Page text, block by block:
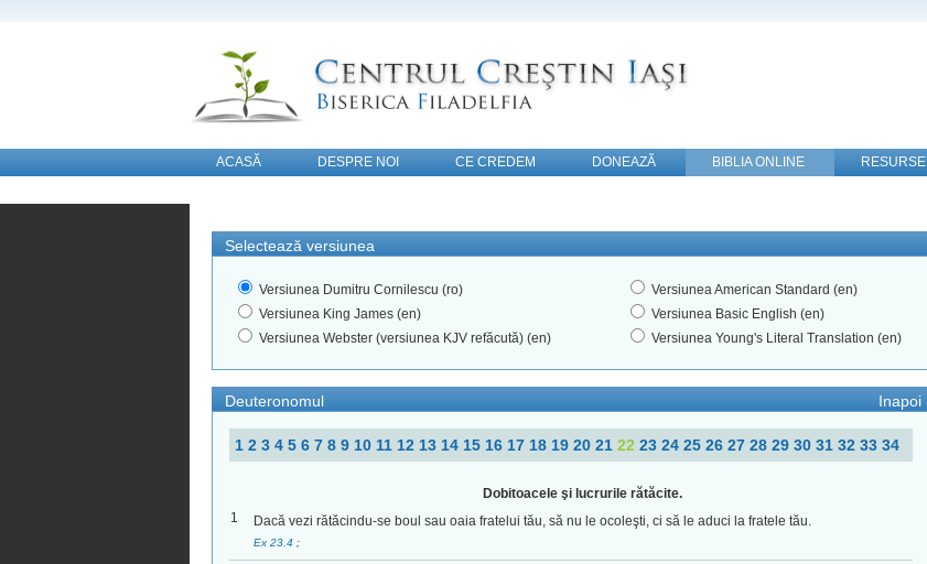
ACASĂ DESPRE NOI CE CREDEM DONEAZĂ BIBLIA ONLINE RESURSE
Selectează versiunea
Versiunea Dumitru Cornilescu (ro)
Versiunea King James (en)
Versiunea Webster (versiunea KJV refăcută) (en)
Versiunea American Standard (en)
Versiunea Basic English (en)
Versiunea Young's Literal Translation (en)
Deuteronomul Inapoi
1 2 3 4 5 6 7 8 9 10 11 12 13 14 15 16 17 18 19 20 21 22 23 24 25 26 27 28 29 30 31 32 33 34
1
Dobitoacele şi lucrurile rătăcite.
Dacă vezi rătăcindu-se boul sau oaia fratelui tău, să nu le ocoleşti, ci să le aduci la fratele tău.
Ex 23.4 ;